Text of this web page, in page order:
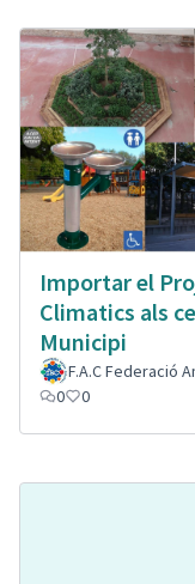
Importar el
Climatics als
Municipi
F.A.C Federació
0
0